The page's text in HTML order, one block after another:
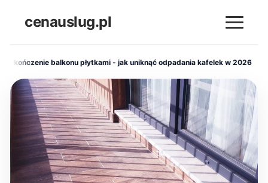
cenauslug.pl
Wykończenie balkonu płytkami - jak uniknąć odpadania kafelek w 2026